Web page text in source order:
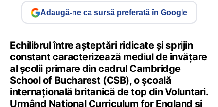
Adaugă-ne ca sursă preferată în Google
Echilibrul între așteptări ridicate și sprijin
constant caracterizează mediul de învățare
al școlii primare din cadrul Cambridge
School of Bucharest (CSB), o școală
internațională britanică de top din Voluntari.
Urmând National Curriculum for England și